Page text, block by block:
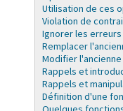
Utilisation de ces
Violation de
Ignorer les erreurs
Remplacer
Modifier
Rappels et
Rappels et
Définition d'une